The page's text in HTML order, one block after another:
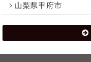
山梨県甲府市